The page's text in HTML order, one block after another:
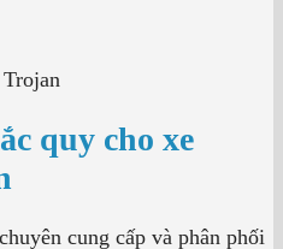
quy cho xe
cung cấp và phân phối